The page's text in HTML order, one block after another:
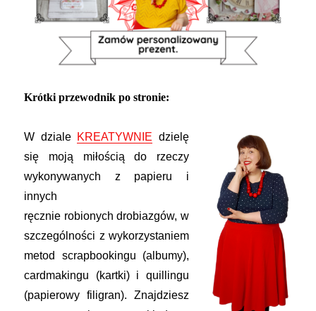
Krótki przewodnik po stronie:
W dziale KREATYWNIE dzielę
się moją miłością do rzeczy
wykonywanych z papieru i
innych
ręcznie robionych drobiazgów, w
szczególności z wykorzystaniem
metod scrapbookingu (albumy),
cardmakingu (kartki) i quillingu
(papierowy filigran). Znajdziesz